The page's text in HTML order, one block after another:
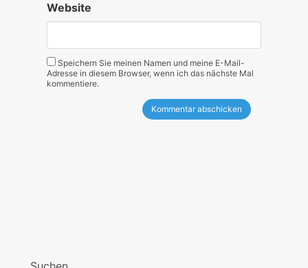
Website
Speichern Sie meinen Namen und meine E-Mail-
Adresse in diesem Browser, wenn ich das nächste Mal
kommentiere.